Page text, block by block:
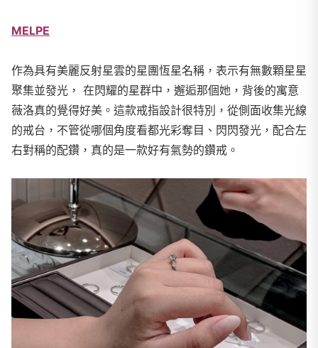
MELPE
作為具有美麗反射星雲的星團恆星名稱，表示有無數顆星星
聚集並發光， 在閃耀的星群中，邂逅那個她，背後的寓意
薇洛真的覺得好美。這款戒指設計很特別，從側面收集光線
的戒台，不管從哪個角度看都光彩奪目、閃閃發光，配合左
右對稱的配鑽，真的是一款好有氣勢的鑽戒。